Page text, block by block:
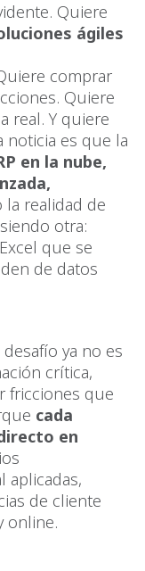
Quiere
ágiles
comprar
Quiere
real. Y quiere
noticia es que la
en la nube,
la realidad de
otra:
que se
de datos
ya no es
crítica,
fricciones que
cada
en
aplicadas,
de cliente
online.